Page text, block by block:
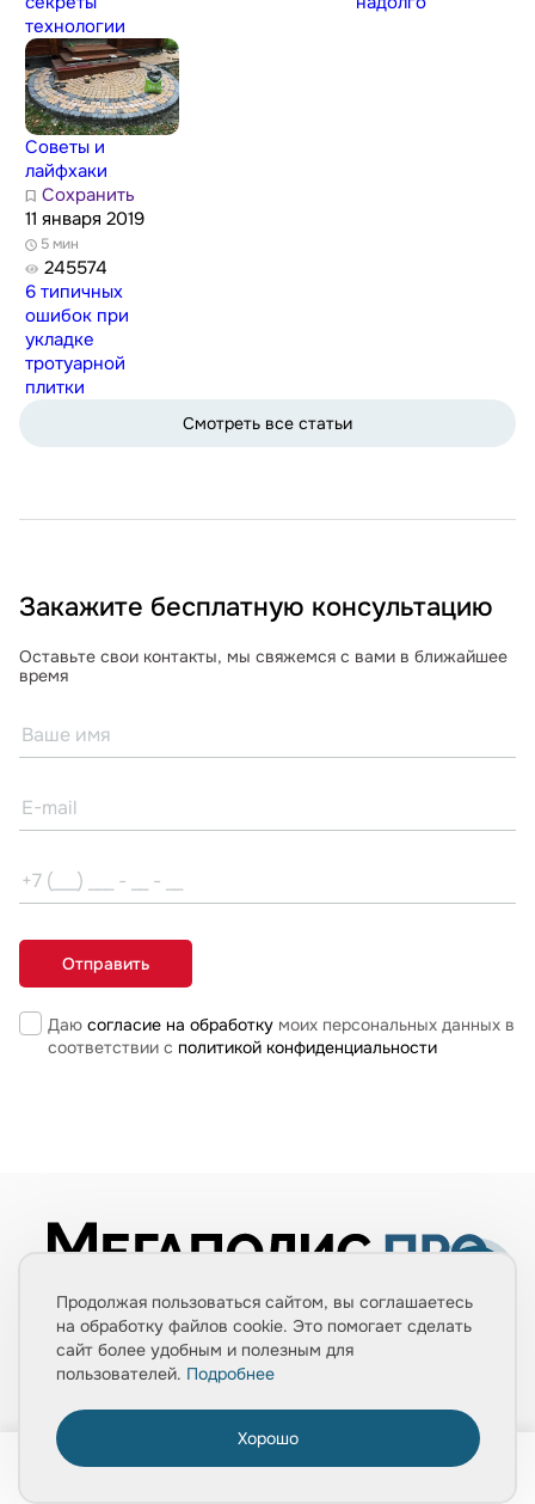
технологии
Советы и
лайфхаки
Сохранить
11 января 2019
5 мин
245574
6 типичных
ошибок при
укладке
тротуарной
плитки
Смотреть все статьи
Закажите бесплатную консультацию
Оставьте свои контакты, мы свяжемся с вами в ближайшее
время
Даю согласие на обработкумоих персональных данных в
соответствии с политикой конфиденциальности
Телефоны
+7(495) 660-07-90
Продолжая пользоваться сайтом, вы соглашаетесь
на обработку файлов cookie. Это помогает сделать
сайт более удобным и полезным для
пользователей. Подробнее
Хорошо